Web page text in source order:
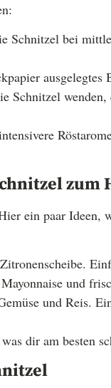
Schnitzel bei
ausgelegtes
Schnitzel
zum
ein paar Ideen,
und
und Reis.
dir am besten